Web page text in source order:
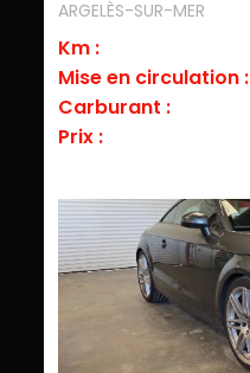
ARGELÈS-SUR-MER
Km :
Mise en circulation :
Carburant :
Prix :